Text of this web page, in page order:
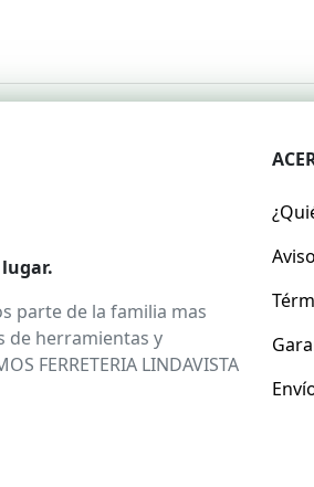
parte de la familia mas
de herramientas y
FERRETERIA LINDAVISTA